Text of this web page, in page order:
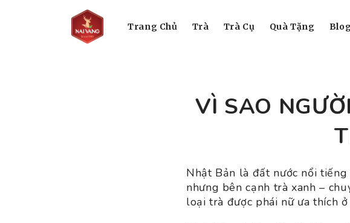
Trang Chủ Trà Trà Cụ Quà Tặng
VÌ SAO
Nhật Bản là đất nước nổi
nhưng bên cạnh trà xanh –
loại trà được phái nữ ưa thích